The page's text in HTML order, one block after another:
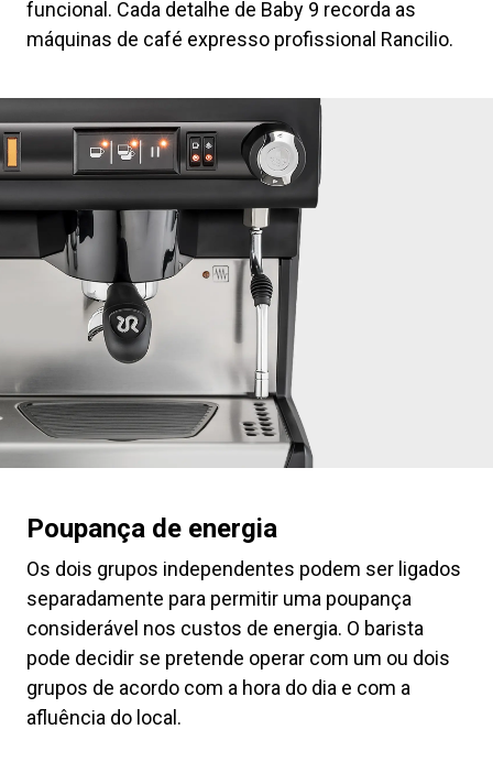
funcional. Cada detalhe de Baby 9 recorda as
máquinas de café expresso profissional Rancilio.
Poupança de energia
Os dois grupos independentes podem ser ligados
separadamente para permitir uma poupança
considerável nos custos de energia. O barista
pode decidir se pretende operar com um ou dois
grupos de acordo com a hora do dia e com a
afluência do local.